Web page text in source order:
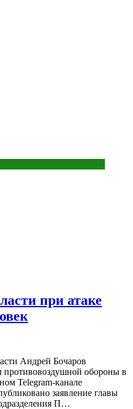
при атаке
Андрей Бочаров
противовоздушной обороны в
Telegram-канале
заявление главы
П…